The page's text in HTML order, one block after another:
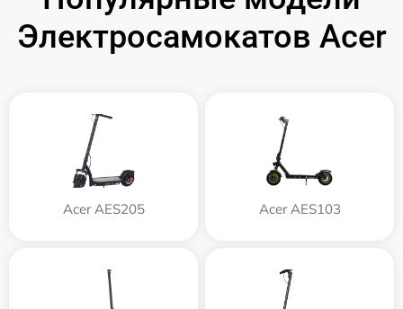
Электросамокатов Acer
Acer AES205 Acer AES103